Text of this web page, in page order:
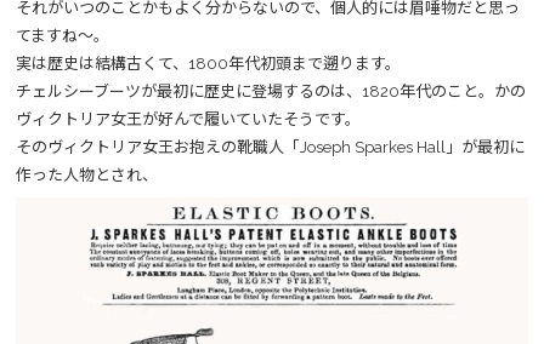
それがいつのことかもよく分からないので、個人的には眉唾物だと思っ
てますね～。
実は歴史は結構古くて、1800年代初頭まで遡ります。
チェルシーブーツが最初に歴史に登場するのは、1820年代のこと。かの
ヴィクトリア女王が好んで履いていたそうです。
そのヴィクトリア女王お抱えの靴職人「Joseph Sparkes Hall」が最初に
作った人物とされ、